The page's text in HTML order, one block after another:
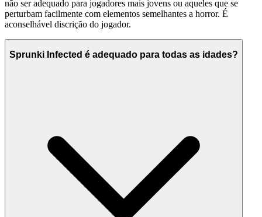
não ser adequado para jogadores mais jovens ou aqueles que se
perturbam facilmente com elementos semelhantes a horror. É
aconselhável discrição do jogador.
Sprunki Infected é adequado para todas as idades?